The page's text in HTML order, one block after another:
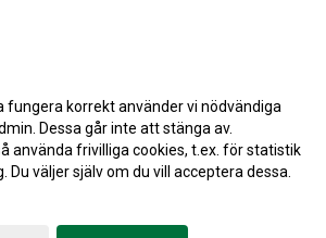
till Webbversion
fungera korrekt använder vi nödvändiga
Dessa går inte att stänga av.
använda frivilliga cookies, t.ex. för statistik
väljer själv om du vill acceptera dessa.